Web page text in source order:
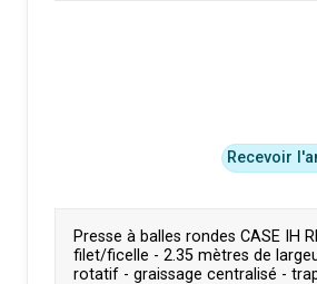
Presse à balles rondes CASE IH
filet/ficelle - 2.35 mètres de
rotatif - graissage centralisé -
Recevoir